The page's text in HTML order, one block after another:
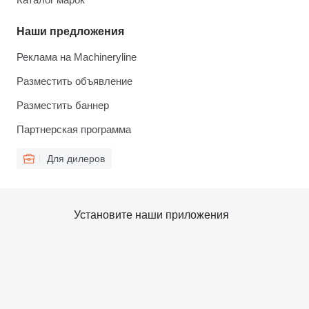
Наши предложения
Реклама на Machineryline
Разместить объявление
Разместить баннер
Партнерская программа
Для дилеров
Установите наши приложения